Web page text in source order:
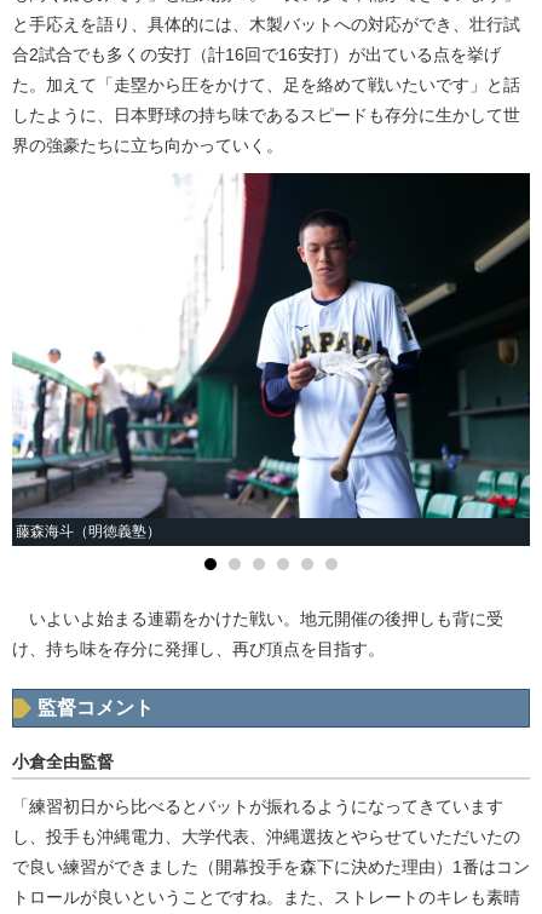
と手応えを語り、具体的には、木製バットへの対応ができ、壮行試
合2試合でも多くの安打（計16回で16安打）が出ている点を挙げ
た。加えて「走塁から圧をかけて、足を絡めて戦いたいです」と話
したように、日本野球の持ち味であるスピードも存分に生かして世
界の強豪たちに立ち向かっていく。
藤森海斗（明徳義塾）
いよいよ始まる連覇をかけた戦い。地元開催の後押しも背に受
け、持ち味を存分に発揮し、再び頂点を目指す。
監督コメント
小倉全由監督
「練習初日から比べるとバットが振れるようになってきています
し、投手も沖縄電力、大学代表、沖縄選抜とやらせていただいたの
で良い練習ができました（開幕投手を森下に決めた理由）1番はコン
トロールが良いということですね。また、ストレートのキレも素晴